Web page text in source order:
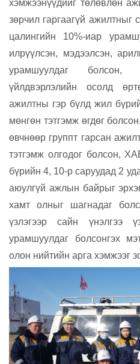
хэмжээнүүдийг төлөвлөн
зөрчил гаргаагүй ажилтныг
цалингийн 10%-иар
илрүүлсэн, мэдээлсэн,
урамшуулдаг
үйлдвэрлэлийн осолд
ажилтны гэр бүлд жил
мөнгөн тэтгэмж өгдөг
өвчнөөр группт гарсан
тэтгэмж олгодог болсон,
бүрийн 4, 10-р саруудад 2
аюулгүй ажлын байрыг
хамт олныг шагнадаг
үзлэгээр сайн үнэлгээ
урамшуулдаг болсонгэх
олон нийтийн арга хэмжээг